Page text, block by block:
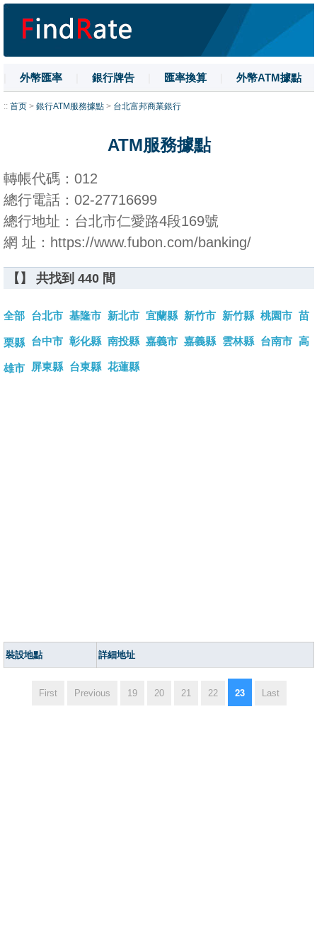
外幣匯率 銀行牌告 匯率換算 外幣ATM據點
| 名詞解釋 | 換匯技巧 | 數字大寫
:: 首页 > 銀行ATM服務據點 > 台北富邦商業銀行
ATM服務據點
轉帳代碼：012
總行電話：02-27716699
總行地址：台北市仁愛路4段169號
網 址：https://www.fubon.com/banking/
【】 共找到 440 間
全部 台北市 基隆市 新北市 宜蘭縣 新竹市 新竹縣 桃園市 苗
栗縣 台中市 彰化縣 南投縣 嘉義市 嘉義縣 雲林縣 台南市 高
雄市 屏東縣 台東縣 花蓮縣
裝設地點 詳細地址
First Previous 19 20 21 22 23 Last